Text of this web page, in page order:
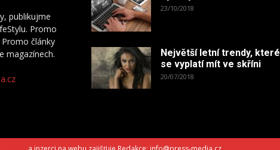
publikujme
Promo
články
magazínech.
23/10/2018
Největší letní trendy, které
se vyplatí mít ve skříni
20/07/2018